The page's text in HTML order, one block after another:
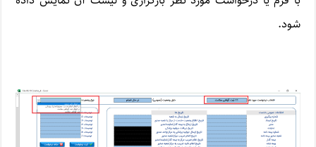
شود.